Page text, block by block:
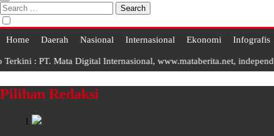
Search
for:
Home Daerah Nasional Internasional Ekonomi Infografis
Mata Digital Internasional, www.mataberita.net, independent
Pilihan Redaksi
1